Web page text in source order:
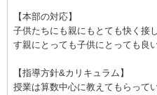
【本部の対応】
子供たちにも親にもとても快く接
す親にとっても子供にとっても良
【指導方針&カリキュラム】
授業は算数中心に教えてもらって